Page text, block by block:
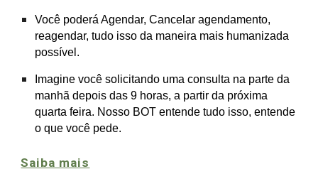
Você poderá Agendar, Cancelar agendamento,
reagendar, tudo isso da maneira mais humanizada
possível.
Imagine você solicitando uma consulta na parte da
manhã depois das 9 horas, a partir da próxima
quarta feira. Nosso BOT entende tudo isso, entende
o que você pede.
Saiba mais